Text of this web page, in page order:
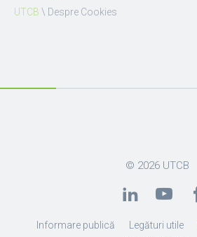
UTCB \ Despre Cookies
© 2026 UTCB
Informare publică Legături utile